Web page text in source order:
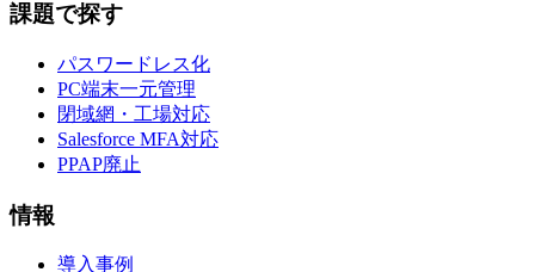
課題で探す
パスワードレス化
PC端末一元管理
閉域網・工場対応
Salesforce MFA対応
PPAP廃止
情報
導入事例